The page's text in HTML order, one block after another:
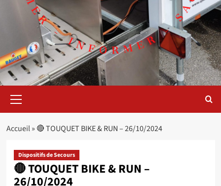
principal
Accueil» 🔴 TOUQUET BIKE & RUN – 26/10/2024
Dispositifs de Secours
🔴 TOUQUET BIKE & RUN –
26/10/2024